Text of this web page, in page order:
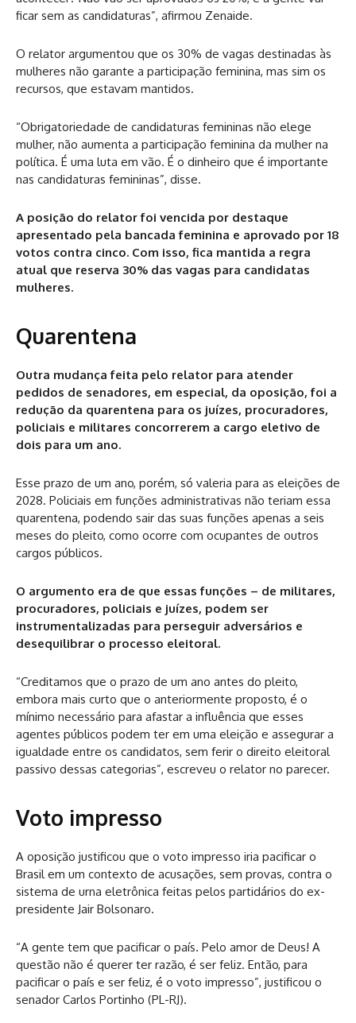
ficar sem as candidaturas”, afirmou Zenaide.
O relator argumentou que os 30% de vagas destinadas às
mulheres não garante a participação feminina, mas sim os
recursos, que estavam mantidos.
“Obrigatoriedade de candidaturas femininas não elege
mulher, não aumenta a participação feminina da mulher na
política. É uma luta em vão. É o dinheiro que é importante
nas candidaturas femininas”, disse.
A posição do relator foi vencida por destaque
apresentado pela bancada feminina e aprovado por 18
votos contra cinco. Com isso, fica mantida a regra
atual que reserva 30% das vagas para candidatas
mulheres.
Quarentena
Outra mudança feita pelo relator para atender
pedidos de senadores, em especial, da oposição, foi a
redução da quarentena para os juízes, procuradores,
policiais e militares concorrerem a cargo eletivo de
dois para um ano.
Esse prazo de um ano, porém, só valeria para as eleições de
2028. Policiais em funções administrativas não teriam essa
quarentena, podendo sair das suas funções apenas a seis
meses do pleito, como ocorre com ocupantes de outros
cargos públicos.
O argumento era de que essas funções – de militares,
procuradores, policiais e juízes, podem ser
instrumentalizadas para perseguir adversários e
desequilibrar o processo eleitoral.
“Creditamos que o prazo de um ano antes do pleito,
embora mais curto que o anteriormente proposto, é o
mínimo necessário para afastar a influência que esses
agentes públicos podem ter em uma eleição e assegurar a
igualdade entre os candidatos, sem ferir o direito eleitoral
passivo dessas categorias”, escreveu o relator no parecer.
Voto impresso
A oposição justificou que o voto impresso iria pacificar o
Brasil em um contexto de acusações, sem provas, contra o
sistema de urna eletrônica feitas pelos partidários do ex-
presidente Jair Bolsonaro.
“A gente tem que pacificar o país. Pelo amor de Deus! A
questão não é querer ter razão, é ser feliz. Então, para
pacificar o país e ser feliz, é o voto impresso”, justificou o
senador Carlos Portinho (PL-RJ).